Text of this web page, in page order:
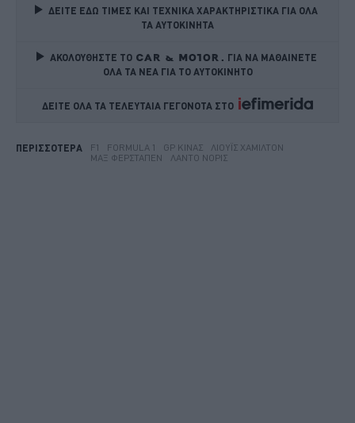
ΔΕΙΤΕ ΕΔΩ ΤΙΜΕΣ ΚΑΙ ΤΕΧΝΙΚΑ ΧΑΡΑΚΤΗΡΙΣΤΙΚΑ ΓΙΑ ΟΛΑ
ΤΑ ΑΥΤΟΚΙΝΗΤΑ
ΑΚΟΛΟΥΘΗΣΤΕ ΤΟ
ΓΙΑ ΝΑ ΜΑΘΑΙΝΕΤΕ
ΟΛΑ ΤΑ ΝΕΑ ΓΙΑ ΤΟ ΑΥΤΟΚΙΝΗΤΟ
ΔΕΙΤΕ ΟΛΑ ΤΑ ΤΕΛΕΥΤΑΙΑ ΓΕΓΟΝΟΤΑ ΣΤΟ
ΠΕΡΙΣΣΟΤΕΡΑ F1 FORMULA 1 GP ΚΊΝΑΣ
ΛΙΟΎΙΣ ΧΆΜΙΛΤΟΝ
ΜΑΞ ΦΕΡΣΤΆΠΕΝ
ΛΆΝΤΟ ΝΌΡΙΣ